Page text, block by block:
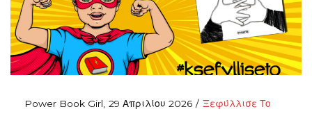
Power Book Girl Posted
29 Απριλίου 2026
Posted
Ξεφύλλισε Το